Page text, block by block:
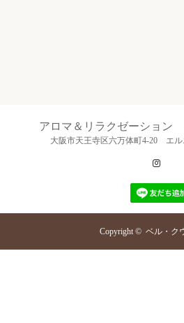
アロマ＆リラクゼーション
大阪市天王寺区六万体町4-20 エル
Copyright © ベル・ク